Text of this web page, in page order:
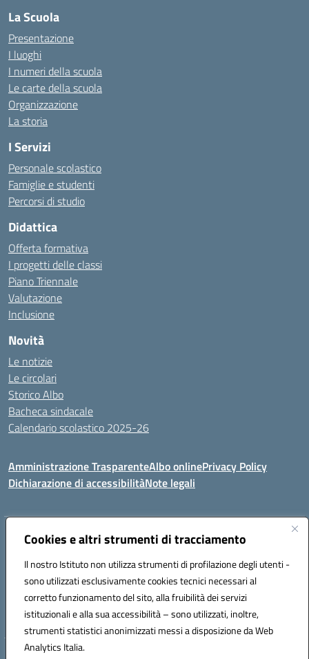
Cookies e altri strumenti di tracciamento
Il nostro Istituto non utilizza strumenti di profilazione degli utenti -
sono utilizzati esclusivamente cookies tecnici necessari al
corretto funzionamento del sito, alla fruibilità dei servizi
istituzionali e alla sua accessibilità – sono utilizzati, inoltre,
strumenti statistici anonimizzati messi a disposizione da Web
Analytics Italia.
La Scuola
Presentazione
I luoghi
I numeri della scuola
Le carte della scuola
Organizzazione
La storia
I Servizi
Personale scolastico
Famiglie e studenti
Percorsi di studio
Didattica
Offerta formativa
I progetti delle classi
Piano Triennale
Valutazione
Inclusione
Novità
Le notizie
Le circolari
Storico Albo
Bacheca sindacale
Calendario scolastico 2025-26
Amministrazione TrasparenteAlbo onlinePrivacy Policy
Dichiarazione di accessibilitàNote legali
Indirizzo:VIA A. DE GASPERI, 41 RUDIANO 25030 RUDIANO
Posta elettronica certificata (PEC):bsic86100r@pec.istruzione.it
Codice fiscale: 82002390175
Codice meccanografico: BSIC86100R